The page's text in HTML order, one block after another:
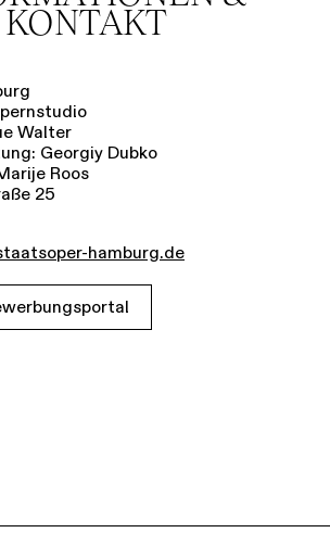
KONTAKT
Walter
Georgiy Dubko
Roos
25
hamburg.de